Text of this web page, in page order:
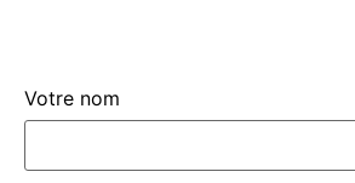
Votre nom